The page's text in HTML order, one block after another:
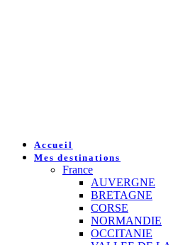
Accueil
Mes destinations
France
AUVERGNE
BRETAGNE
CORSE
NORMANDIE
OCCITANIE